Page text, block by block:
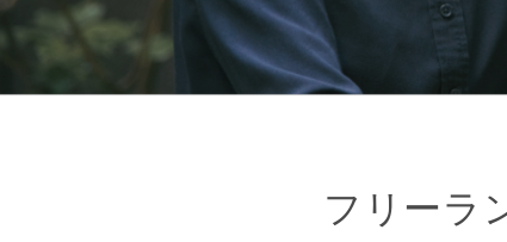
フリーラ